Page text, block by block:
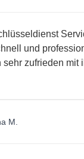
Service
und professionell.
zufrieden mit ihrer